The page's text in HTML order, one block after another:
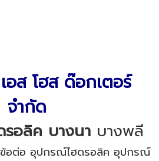
อส โฮส ด๊อกเตอร์
จำกัด
รอลิค บางนา บางพลี
ข้อต่อ อุปกรณ์ไฮดรอลิค อุปกรณ์